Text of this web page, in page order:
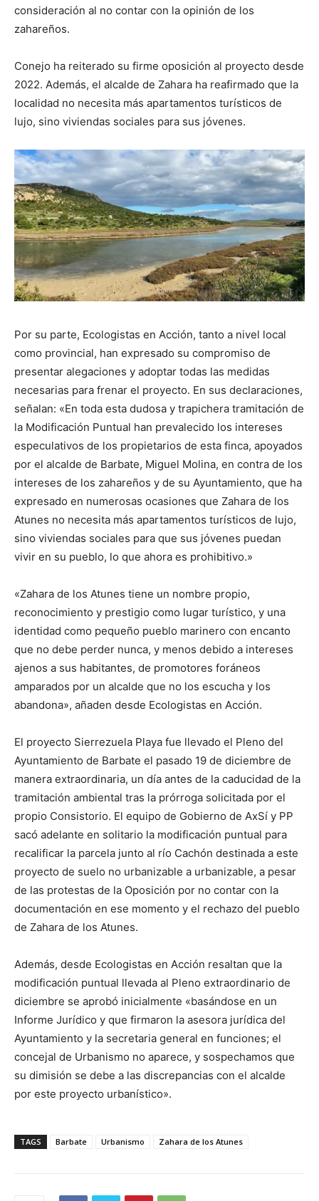
consideración al no contar con la opinión de los
zahareños.
Conejo ha reiterado su firme oposición al proyecto desde
2022. Además, el alcalde de Zahara ha reafirmado que la
localidad no necesita más apartamentos turísticos de
lujo, sino viviendas sociales para sus jóvenes.
Por su parte, Ecologistas en Acción, tanto a nivel local
como provincial, han expresado su compromiso de
presentar alegaciones y adoptar todas las medidas
necesarias para frenar el proyecto. En sus declaraciones,
señalan: «En toda esta dudosa y trapichera tramitación de
la Modificación Puntual han prevalecido los intereses
especulativos de los propietarios de esta finca, apoyados
por el alcalde de Barbate, Miguel Molina, en contra de los
intereses de los zahareños y de su Ayuntamiento, que ha
expresado en numerosas ocasiones que Zahara de los
Atunes no necesita más apartamentos turísticos de lujo,
sino viviendas sociales para que sus jóvenes puedan
vivir en su pueblo, lo que ahora es prohibitivo.»
«Zahara de los Atunes tiene un nombre propio,
reconocimiento y prestigio como lugar turístico, y una
identidad como pequeño pueblo marinero con encanto
que no debe perder nunca, y menos debido a intereses
ajenos a sus habitantes, de promotores foráneos
amparados por un alcalde que no los escucha y los
abandona», añaden desde Ecologistas en Acción.
El proyecto Sierrezuela Playa fue llevado el Pleno del
Ayuntamiento de Barbate el pasado 19 de diciembre de
manera extraordinaria, un día antes de la caducidad de la
tramitación ambiental tras la prórroga solicitada por el
propio Consistorio. El equipo de Gobierno de AxSí y PP
sacó adelante en solitario la modificación puntual para
recalificar la parcela junto al río Cachón destinada a este
proyecto de suelo no urbanizable a urbanizable, a pesar
de las protestas de la Oposición por no contar con la
documentación en ese momento y el rechazo del pueblo
de Zahara de los Atunes.
Además, desde Ecologistas en Acción resaltan que la
modificación puntual llevada al Pleno extraordinario de
diciembre se aprobó inicialmente «basándose en un
Informe Jurídico y que firmaron la asesora jurídica del
Ayuntamiento y la secretaria general en funciones; el
concejal de Urbanismo no aparece, y sospechamos que
su dimisión se debe a las discrepancias con el alcalde
por este proyecto urbanístico».
TAGS Barbate Urbanismo Zahara de los Atunes